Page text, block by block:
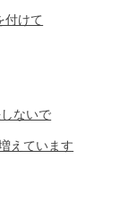
付けて
ないで
えています